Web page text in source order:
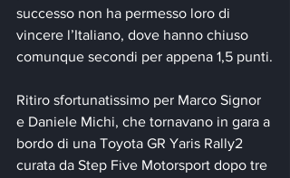
successo non ha permesso loro di
vincere l’Italiano, dove hanno chiuso
comunque secondi per appena 1,5 punti.
Ritiro sfortunatissimo per Marco Signor
e Daniele Michi, che tornavano in gara a
bordo di una Toyota GR Yaris Rally2
curata da Step Five Motorsport dopo tre